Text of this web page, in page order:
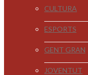
CULTURA
ESPORTS
GENT GRAN
JOVENTUT